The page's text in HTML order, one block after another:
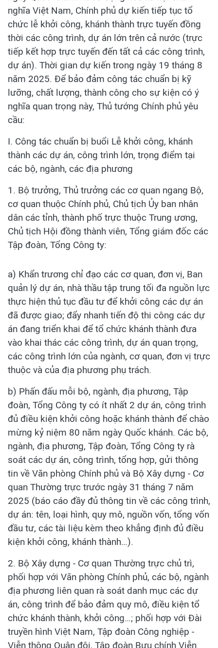
nghĩa Việt Nam, Chính phủ dự kiến tiếp tục tổ
chức lễ khởi công, khánh thành trực tuyến đồng
thời các công trình, dự án lớn trên cả nước (trực
tiếp kết hợp trực tuyến đến tất cả các công trình,
dự án). Thời gian dự kiến trong ngày 19 tháng 8
năm 2025. Để bảo đảm công tác chuẩn bị kỹ
lưỡng, chất lượng, thành công cho sự kiện có ý
nghĩa quan trọng này, Thủ tướng Chính phủ yêu
cầu:
I. Công tác chuẩn bị buổi Lễ khởi công, khánh
thành các dự án, công trình lớn, trọng điểm tại
các bộ, ngành, các địa phương
1. Bộ trưởng, Thủ trưởng các cơ quan ngang Bộ,
cơ quan thuộc Chính phủ, Chủ tịch Ủy ban nhân
dân các tỉnh, thành phố trực thuộc Trung ương,
Chủ tịch Hội đồng thành viên, Tổng giám đốc các
Tập đoàn, Tổng Công ty:
a) Khẩn trương chỉ đạo các cơ quan, đơn vị, Ban
quản lý dự án, nhà thầu tập trung tối đa nguồn lực
thực hiện thủ tục đầu tư để khởi công các dự án
đã được giao; đẩy nhanh tiến độ thi công các dự
án đang triển khai để tổ chức khánh thành đưa
vào khai thác các công trình, dự án quan trọng,
các công trình lớn của ngành, cơ quan, đơn vị trực
thuộc và của địa phương phụ trách.
b) Phấn đấu mỗi bộ, ngành, địa phương, Tập
đoàn, Tổng Công ty có ít nhất 2 dự án, công trình
đủ điều kiện khởi công hoặc khánh thành để chào
mừng kỷ niệm 80 năm ngày Quốc khánh. Các bộ,
ngành, địa phương, Tập đoàn, Tổng Công ty rà
soát các dự án, công trình, tổng hợp, gửi thông
tin về Văn phòng Chính phủ và Bộ Xây dựng - Cơ
quan Thường trực trước ngày 31 tháng 7 năm
2025 (báo cáo đầy đủ thông tin về các công trình,
dự án: tên, loại hình, quy mô, nguồn vốn, tổng vốn
đầu tư, các tài liệu kèm theo khẳng định đủ điều
kiện khởi công, khánh thành…).
2. Bộ Xây dựng - Cơ quan Thường trực chủ trì,
phối hợp với Văn phòng Chính phủ, các bộ, ngành
địa phương liên quan rà soát danh mục các dự
án, công trình để bảo đảm quy mô, điều kiện tổ
chức khánh thành, khởi công…; phối hợp với Đài
truyền hình Việt Nam, Tập đoàn Công nghiệp -
Viễn thông Quân đội, Tập đoàn Bưu chính Viễn